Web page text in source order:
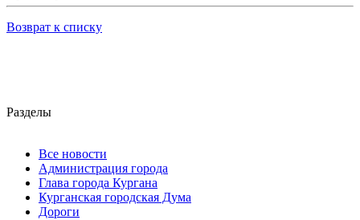
Возврат к списку
Разделы
Все новости
Администрация города
Глава города Кургана
Курганская городская Дума
Дороги